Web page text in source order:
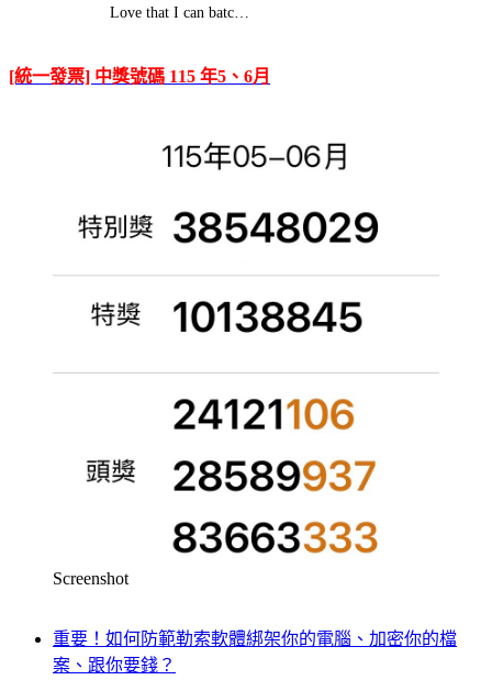
Love that I can batc…
[統一發票] 中獎號碼 115 年5、6月
Screenshot
重要！如何防範勒索軟體綁架你的電腦、加密你的檔
案、跟你要錢？